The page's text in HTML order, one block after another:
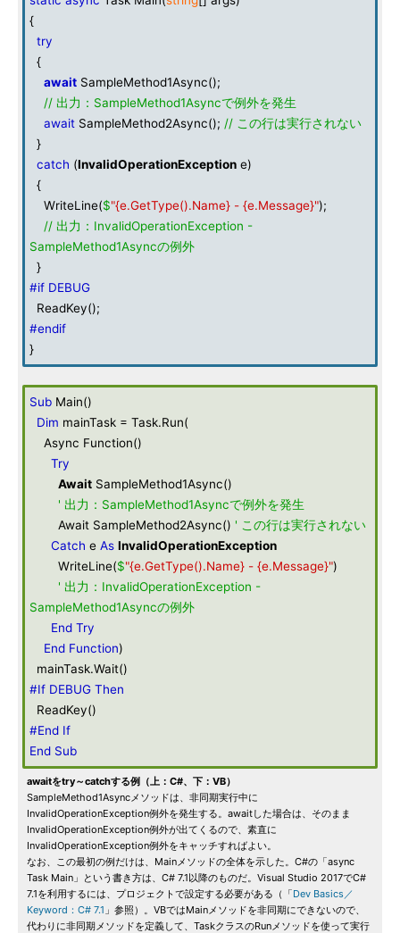
{
try
{
await SampleMethod1Async();
// 出力：SampleMethod1Asyncで例外を発生
await SampleMethod2Async(); // この行は実行されない
}
catch (InvalidOperationException e)
{
WriteLine($"{e.GetType().Name} - {e.Message}");
// 出力：InvalidOperationException -
SampleMethod1Asyncの例外
}
#if DEBUG
ReadKey();
#endif
}
Sub Main()
Dim mainTask = Task.Run(
Async Function()
Try
Await SampleMethod1Async()
' 出力：SampleMethod1Asyncで例外を発生
Await SampleMethod2Async() ' この行は実行されない
Catch e As InvalidOperationException
WriteLine($"{e.GetType().Name} - {e.Message}")
' 出力：InvalidOperationException -
SampleMethod1Asyncの例外
End Try
End Function)
mainTask.Wait()
#If DEBUG Then
ReadKey()
#End If
End Sub
awaitをtry～catchする例（上：C#、下：VB）
SampleMethod1Asyncメソッドは、非同期実行中に
InvalidOperationException例外を発生する。awaitした場合は、そのまま
InvalidOperationException例外が出てくるので、素直に
InvalidOperationException例外をキャッチすればよい。
なお、この最初の例だけは、Mainメソッドの全体を示した。C#の「async
Task Main」という書き方は、C# 7.1以降のものだ。Visual Studio 2017でC#
7.1を利用するには、プロジェクトで設定する必要がある（「Dev Basics／
Keyword：C# 7.1 」参照）。VBではMainメソッドを非同期にできないので、
代わりに非同期メソッドを定義して、TaskクラスのRunメソッドを使って実行